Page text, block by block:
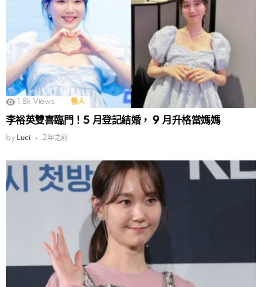
1.8k Views 藝人
李裕英雙喜臨門！5 月登記結婚， 9 月升格當媽媽
by Luci 2年之前